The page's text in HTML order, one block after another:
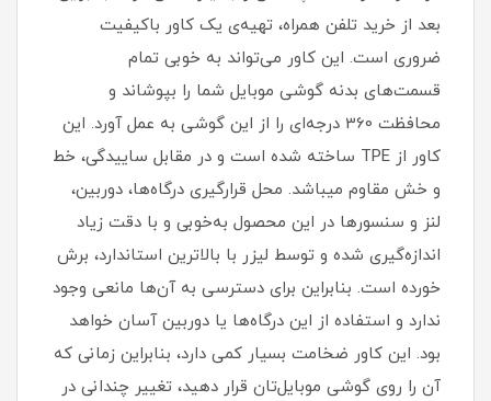
بعد از خرید تلفن همراه، تهیه‌ی یک کاور با‌کیفیت
ضروری است‏.‏ این کاور می‌تواند به خوبی تمام
قسمت‌های بدنه گوشی موبایل شما را بپوشاند و
محافظت 360 درجه‌ای را از این گوشی به عمل آورد‏.‏ این
کاور از TPE ساخته شده است و در مقابل ساییدگی، خط
و خش مقاوم میباشد.‏ محل قرارگیری درگاه‌ها، دوربین،
لنز و سنسورها در این محصول به‌خوبی و با دقت زیاد
اندازه‌گیری شده و توسط لیزر با بالاترین استاندارد، برش
خورده است‏.‏ بنابراین برای دسترسی به آن‌ها مانعی وجود
ندارد و استفاده از این درگاه‌ها یا دوربین آسان خواهد
بود‏.‏ این کاور ضخامت بسیار کمی دارد، بنابراین زمانی که
آن را روی گوشی موبایل‌تان قرار دهید، تغییر چندانی در